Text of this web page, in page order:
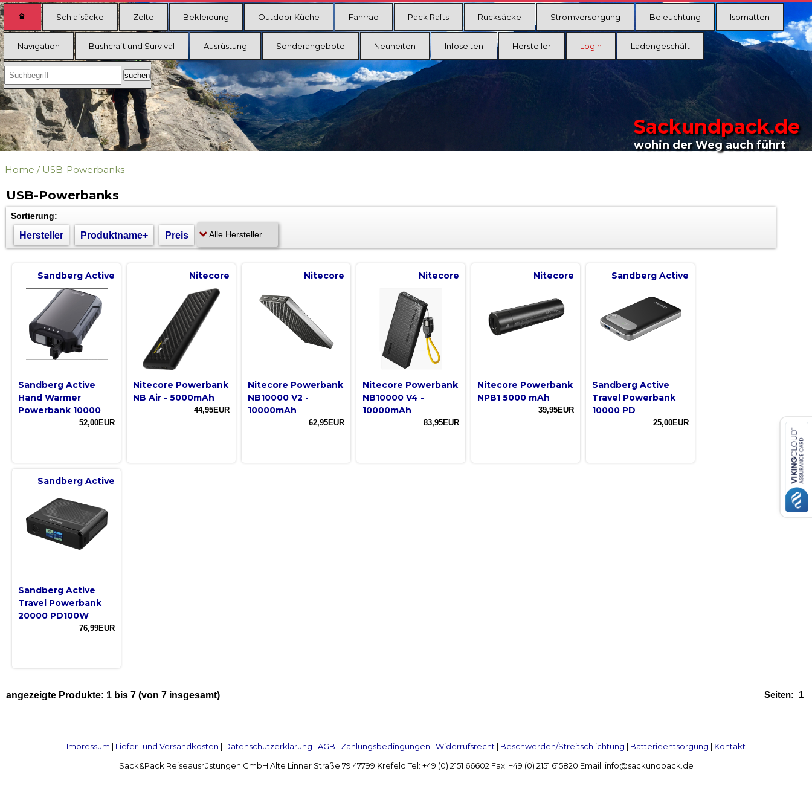
Schlafsäcke Zelte Bekleidung Outdoor Küche Fahrrad Pack Rafts Rucksäcke Stromversorgung Beleuchtung Isomatten
Navigation Bushcraft und Survival Ausrüstung Sonderangebote Neuheiten Infoseiten Hersteller Login Ladengeschäft
Sackundpack.de
wohin der Weg auch führt
Home / USB-Powerbanks
USB-Powerbanks
Sortierung:
Hersteller Produktname+ Preis
Sandberg Active
Sandberg Active
Hand Warmer
Powerbank 10000
52,00EUR
Nitecore
Nitecore Powerbank
NB Air - 5000mAh
44,95EUR
Nitecore
Nitecore Powerbank
NB10000 V2 -
10000mAh
62,95EUR
Nitecore
Nitecore Powerbank
NB10000 V4 -
10000mAh
83,95EUR
Nitecore
Nitecore Powerbank
NPB1 5000 mAh
39,95EUR
Sandberg Active
Sandberg Active
Travel Powerbank
10000 PD
25,00EUR
Sandberg Active
Sandberg Active
Travel Powerbank
20000 PD100W
76,99EUR
Seiten: 1
angezeigte Produkte: 1 bis 7 (von 7 insgesamt)
Impressum | Liefer- und Versandkosten | Datenschutzerklärung | AGB | Zahlungsbedingungen | Widerrufsrecht | Beschwerden/Streitschlichtung | Batterieentsorgung | Kontakt
Sack&Pack Reiseausrüstungen GmbH Alte Linner Straße 79 47799 Krefeld Tel: +49 (0) 2151 66602 Fax: +49 (0) 2151 615820 Email: info@sackundpack.de